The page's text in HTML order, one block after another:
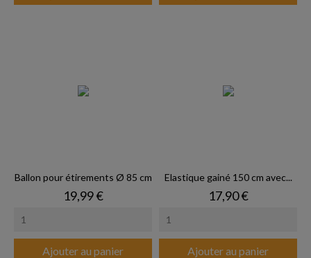
Ballon pour étirements Ø 85 cm
Prix
19,99 €
Ajouter au panier
Elastique gainé 150 cm avec...
Prix
17,90 €
Ajouter au panier